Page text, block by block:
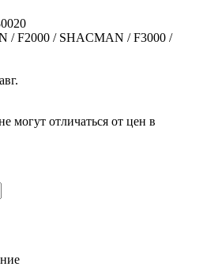
/ F2000 / SHACMAN / F3000 /
могут отличаться от цен в